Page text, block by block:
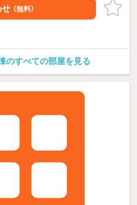
せ （無料）
のすべての部屋を見る